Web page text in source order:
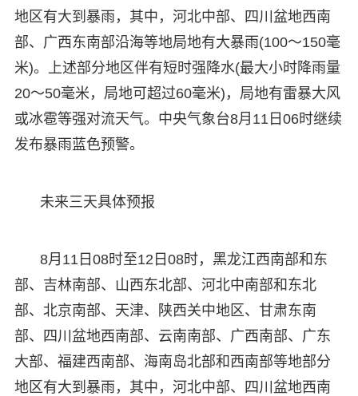
地区有大到暴雨，其中，河北中部、四川盆地西南
部、广西东南部沿海等地局地有大暴雨(100～150毫
米)。上述部分地区伴有短时强降水(最大小时降雨量
20～50毫米，局地可超过60毫米)，局地有雷暴大风
或冰雹等强对流天气。中央气象台8月11日06时继续
发布暴雨蓝色预警。
未来三天具体预报
8月11日08时至12日08时，黑龙江西南部和东
部、吉林南部、山西东北部、河北中南部和东北
部、北京南部、天津、陕西关中地区、甘肃东南
部、四川盆地西南部、云南南部、广西南部、广东
大部、福建西南部、海南岛北部和西南部等地部分
地区有大到暴雨，其中，河北中部、四川盆地西南